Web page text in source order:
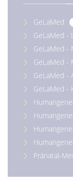
GeLaMed
GeLaMed -
GeLaMed -
GeLaMed -
GeLaMed -
GeLaMed -
Pränatal-